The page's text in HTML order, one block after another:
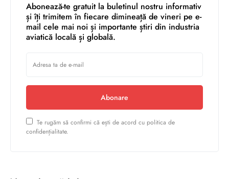
Abonează-te gratuit la buletinul nostru informativ
și îți trimitem în fiecare dimineață de vineri pe e-
mail cele mai noi și importante știri din industria
aviatică locală și globală.
Abonare
Te rugăm să confirmi că ești de acord cu politica de
confidențialitate.